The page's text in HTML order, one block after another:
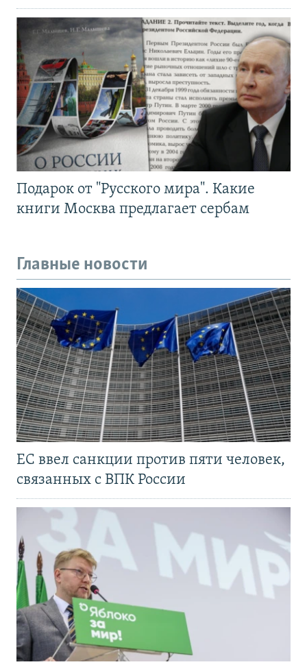
Подарок от "Русского мира". Какие
книги Москва предлагает сербам
Главные новости
ЕС ввел санкции против пяти человек,
связанных с ВПК России